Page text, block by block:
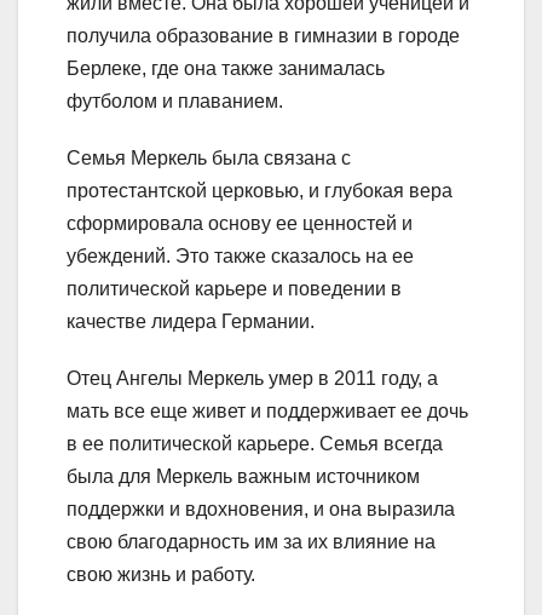
получила образование в гимназии в городе
Берлеке, где она также занималась
футболом и плаванием.
Семья Меркель была связана с
протестантской церковью, и глубокая вера
сформировала основу ее ценностей и
убеждений. Это также сказалось на ее
политической карьере и поведении в
качестве лидера Германии.
Отец Ангелы Меркель умер в 2011 году, а
мать все еще живет и поддерживает ее дочь
в ее политической карьере. Семья всегда
была для Меркель важным источником
поддержки и вдохновения, и она выразила
свою благодарность им за их влияние на
свою жизнь и работу.